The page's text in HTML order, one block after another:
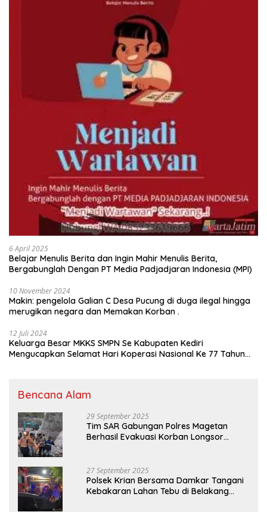
6 April 2025
Belajar Menulis Berita dan Ingin Mahir Menulis Berita,
Bergabunglah Dengan PT Media Padjadjaran Indonesia (MPI)
10 November 2024
Makin: pengelola Galian C Desa Pucung di duga ilegal hingga
merugikan negara dan Memakan Korban .
12 Juli 2024
Keluarga Besar MKKS SMPN Se Kabupaten Kediri
Mengucapkan Selamat Hari Koperasi Nasional Ke 77 Tahun
Bencana Alam
29 September 2025
Tim SAR Gabungan Polres Magetan
Berhasil Evakuasi Korban Longsor
27 September 2025
Polsek Krian Bersama Damkar Tangani
Kebakaran Lahan Tebu di Belakang